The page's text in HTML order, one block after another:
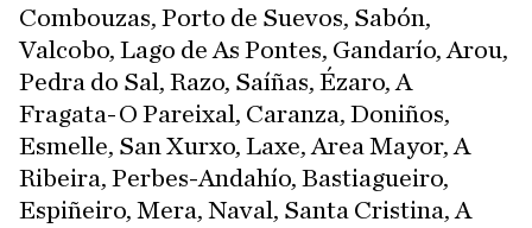
Combouzas, Porto de Suevos, Sabón,
Valcobo, Lago de As Pontes, Gandarío, Arou,
Pedra do Sal, Razo, Saíñas, Ézaro, A
Fragata-O Pareixal, Caranza, Doniños,
Esmelle, San Xurxo, Laxe, Area Mayor, A
Ribeira, Perbes-Andahío, Bastiagueiro,
Espiñeiro, Mera, Naval, Santa Cristina, A